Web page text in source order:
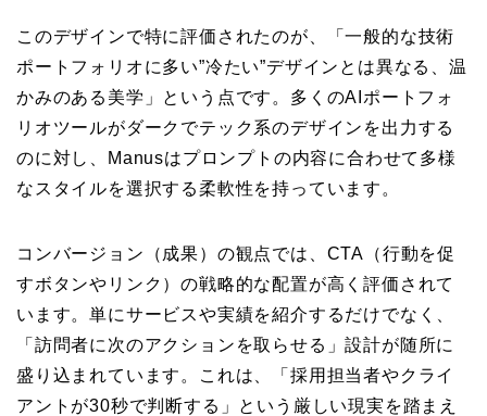
このデザインで特に評価されたのが、「一般的な技術
ポートフォリオに多い”冷たい”デザインとは異なる、温
かみのある美学」という点です。多くのAIポートフォ
リオツールがダークでテック系のデザインを出力する
のに対し、Manusはプロンプトの内容に合わせて多様
なスタイルを選択する柔軟性を持っています。
コンバージョン（成果）の観点では、CTA（行動を促
すボタンやリンク）の戦略的な配置が高く評価されて
います。単にサービスや実績を紹介するだけでなく、
「訪問者に次のアクションを取らせる」設計が随所に
盛り込まれています。これは、「採用担当者やクライ
アントが30秒で判断する」という厳しい現実を踏まえ